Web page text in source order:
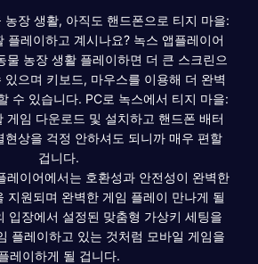
농장 생활, 아직도 핸드폰으로 티지 마을:
플레이하고 계시나요? 녹스 앱플레이어
물 농장 생활 플레이하면 더 큰 스크린으
있으며 키보드, 마우스를 이용해 더 완벽
수 있습니다. PC로 녹스에서 티지 마을:
게임 다운로드 및 설치하고 핸드폰 배터
현상을 걱정 안하셔도 되니까 매우 편할
겁니다.
레이어에서는 호환성과 안전성이 완벽한
지원되며 완벽한 게임 플레이 만나게 될
입장에서 설정된 맞춤형 가상키 세팅을
플레이하고 있는 것처럼 모바일 게임을
레이하게 될 겁니다.